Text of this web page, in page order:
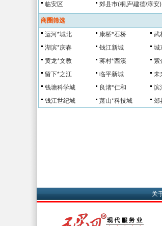
临安区
郊县市(桐庐\建德\淳安)
商圈筛选
运河*城北
康桥*石桥
武
湖滨*庆春
钱江新城
城
黄龙*文教
蒋村*西溪
紫
留下*之江
临平新城
未
钱塘科学城
良渚*仁和
滨
钱江世纪城
萧山*科技城 郊
关